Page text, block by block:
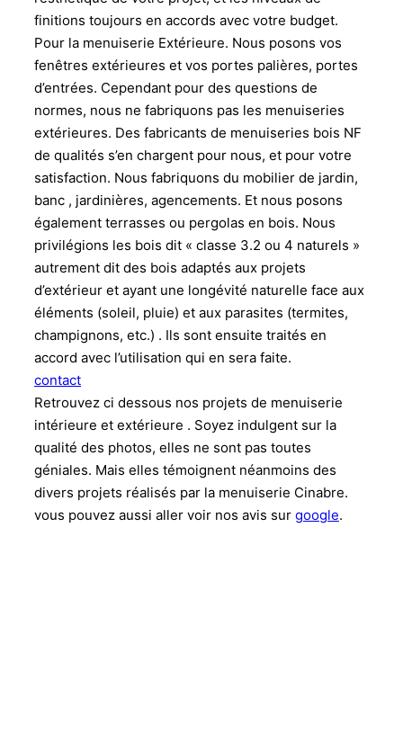
finitions toujours en accords avec votre budget.
Pour la menuiserie Extérieure. Nous posons vos
fenêtres extérieures et vos portes palières, portes
d’entrées. Cependant pour des questions de
normes, nous ne fabriquons pas les menuiseries
extérieures. Des fabricants de menuiseries bois NF
de qualités s’en chargent pour nous, et pour votre
satisfaction. Nous fabriquons du mobilier de jardin,
banc , jardinières, agencements. Et nous posons
également terrasses ou pergolas en bois. Nous
privilégions les bois dit « classe 3.2 ou 4 naturels »
autrement dit des bois adaptés aux projets
d’extérieur et ayant une longévité naturelle face aux
éléments (soleil, pluie) et aux parasites (termites,
champignons, etc.) . Ils sont ensuite traités en
accord avec l’utilisation qui en sera faite.
contact
Retrouvez ci dessous nos projets de menuiserie
intérieure et extérieure . Soyez indulgent sur la
qualité des photos, elles ne sont pas toutes
géniales. Mais elles témoignent néanmoins des
divers projets réalisés par la menuiserie Cinabre.
vous pouvez aussi aller voir nos avis sur google.